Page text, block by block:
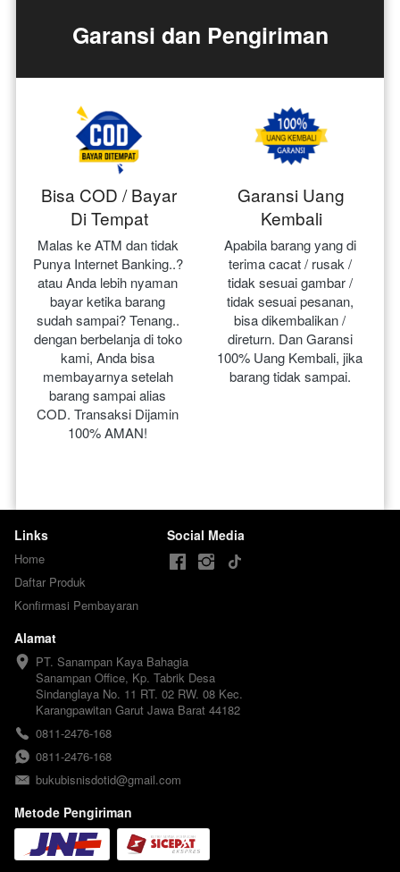
Garansi dan Pengiriman
Bisa COD / Bayar
Di Tempat
Malas ke ATM dan tidak
Punya Internet Banking..?
atau Anda lebih nyaman
bayar ketika barang
sudah sampai? Tenang..
dengan berbelanja di toko
kami, Anda bisa
membayarnya setelah
barang sampai alias
COD. Transaksi Dijamin
100% AMAN!
Garansi Uang
Kembali
Apabila barang yang di
terima cacat / rusak /
tidak sesuai gambar /
tidak sesuai pesanan,
bisa dikembalikan /
direturn. Dan Garansi
100% Uang Kembali, jika
barang tidak sampai.
Links
Home
Daftar Produk
Konfirmasi Pembayaran
Social Media
Alamat
PT. Sanampan Kaya Bahagia
Sanampan Office, Kp. Tabrik Desa
Sindanglaya No. 11 RT. 02 RW. 08 Kec.
Karangpawitan Garut Jawa Barat 44182
0811-2476-168
0811-2476-168
bukubisnisdotid@gmail.com
Metode Pengiriman